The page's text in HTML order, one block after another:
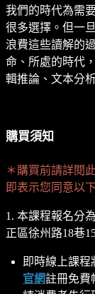
我們的時代為需
很多選擇。但一
浪費這些讀解的
命、所處的時代
輯推論、文本分
購買須知
＊購買前請詳閱
即表示您同意以
1. 本課程報名分
正區徐州路18巷15
即時線上課程
官網註冊免費